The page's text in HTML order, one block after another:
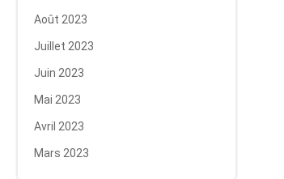
Août 2023
Juillet 2023
Juin 2023
Mai 2023
Avril 2023
Mars 2023